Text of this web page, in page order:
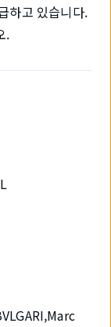
하고 있습니다.
.